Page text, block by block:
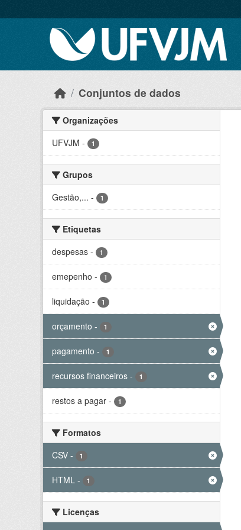
Conjuntos de dados
Organizações
UFVJM - 1
Grupos
Gestão,... - 1
Etiquetas
despesas - 1
emepenho - 1
liquidação - 1
orçamento - 1
pagamento - 1
recursos financeiros - 1
restos a pagar - 1
Formatos
CSV - 1
HTML - 1
Licenças